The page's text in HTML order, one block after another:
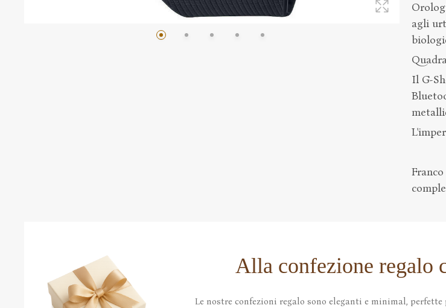
agli
Il G-
Alla confezione regalo
Le nostre confezioni regalo sono eleganti e minimal,